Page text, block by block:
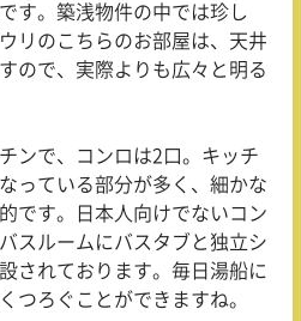
す。築浅物件の中では珍し
リのこちらのお部屋は、天井
ので、実際よりも広々と明る
ンで、コンロは2口。キッチ
っている部分が多く、細かな
です。日本人向けでないコン
スルームにバスタブと独立シ
されております。毎日湯船に
つろぐことができますね。